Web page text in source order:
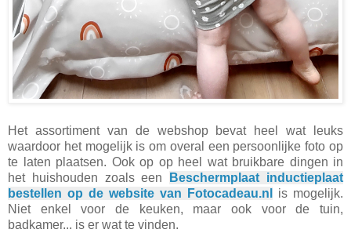
Het assortiment van de webshop bevat heel wat leuks
waardoor het mogelijk is om overal een persoonlijke foto op
te laten plaatsen. Ook op op heel wat bruikbare dingen in
het huishouden zoals een
Beschermplaat inductieplaat
bestellen op de website van Fotocadeau.nl
is mogelijk.
Niet enkel voor de keuken, maar ook voor de tuin,
badkamer... is er wat te vinden.